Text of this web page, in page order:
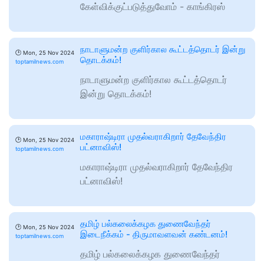
கேள்விக்குட்படுத்துவோம் - காங்கிரஸ்
🕑 Mon, 25 Nov 2024
toptamilnews.com
நாடாளுமன்ற குளிர்கால கூட்டத்தொடர் இன்று
தொடக்கம்!
நாடாளுமன்ற குளிர்கால கூட்டத்தொடர்
இன்று தொடக்கம்!
🕑 Mon, 25 Nov 2024
toptamilnews.com
மகாராஷ்டிரா முதல்வராகிறார் தேவேந்திர
பட்னாவிஸ்!
மகாராஷ்டிரா முதல்வராகிறார் தேவேந்திர
பட்னாவிஸ்!
🕑 Mon, 25 Nov 2024
toptamilnews.com
தமிழ் பல்கலைக்கழக துணைவேந்தர்
இடைநீக்கம் - திருமாவளவன் கண்டனம்!
தமிழ் பல்கலைக்கழக துணைவேந்தர்